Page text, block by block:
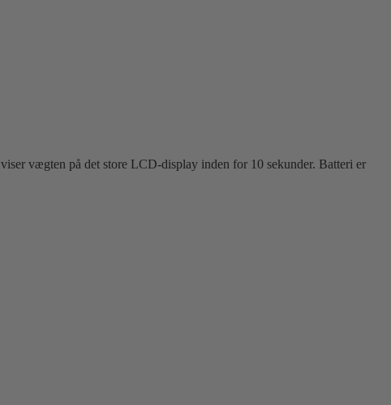
vægten på det store LCD-display inden for 10 sekunder. Batteri er